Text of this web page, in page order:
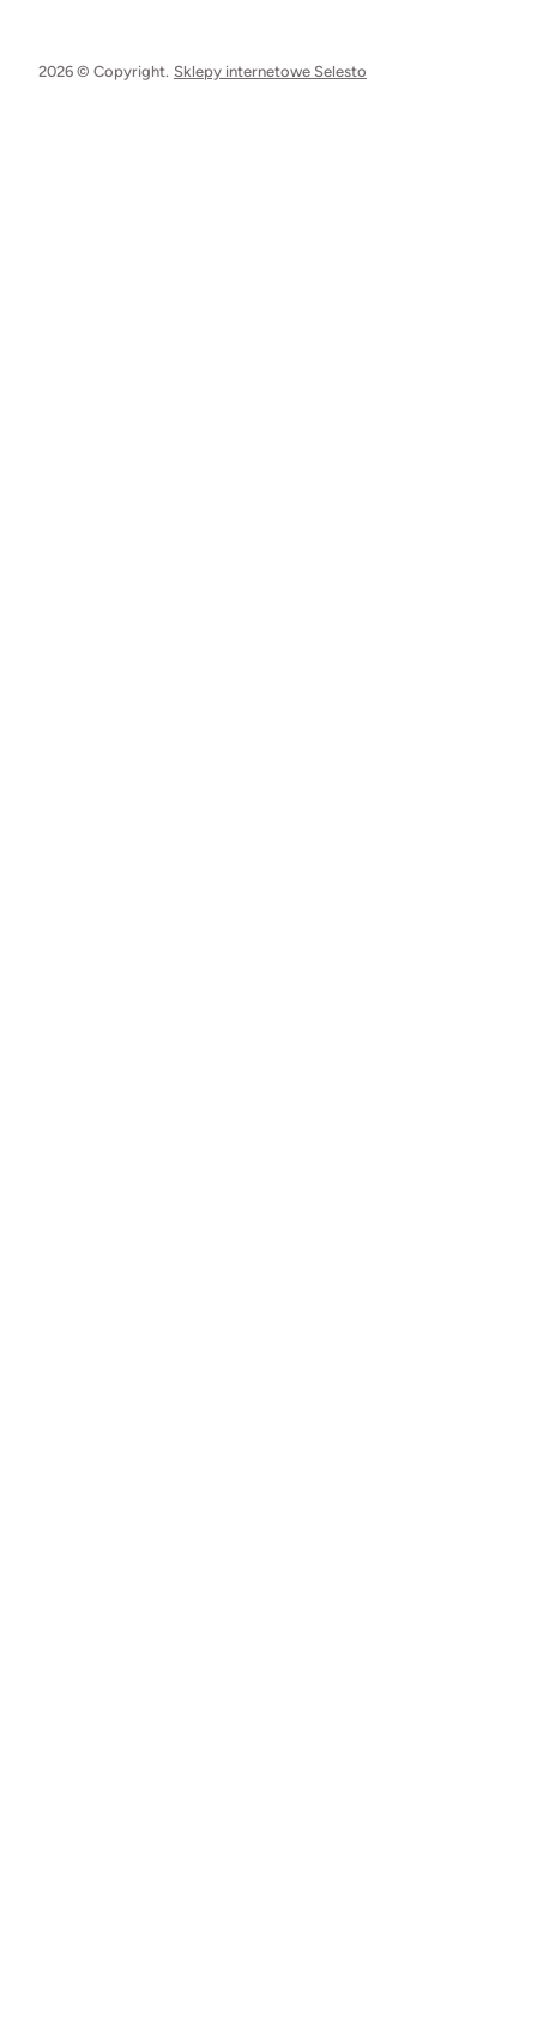
2026 © Copyright. Sklepy internetowe Selesto